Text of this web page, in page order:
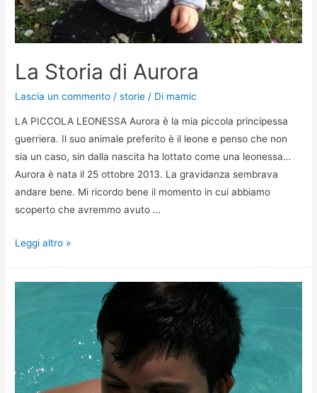
La Storia di Aurora
Lascia un commento /storie / Di mamic
LA PICCOLA LEONESSA Aurora è la mia piccola principessa
guerriera. Il suo animale preferito è il leone e penso che non
sia un caso, sin dalla nascita ha lottato come una leonessa…
Aurora è nata il 25 ottobre 2013. La gravidanza sembrava
andare bene. Mi ricordo bene il momento in cui abbiamo
scoperto che avremmo avuto …
Leggi altro »